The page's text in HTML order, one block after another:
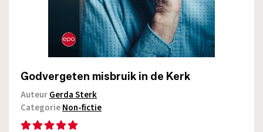
Godvergeten misbruik in de Kerk
AuteurGerda Sterk
CategorieNon-fictie